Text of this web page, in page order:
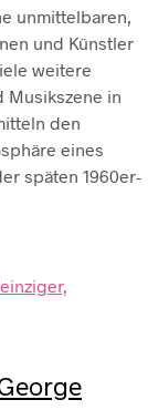
unmittelbaren,
und Künstler
weitere
Musikszene in
den
eines
späten 1960er-